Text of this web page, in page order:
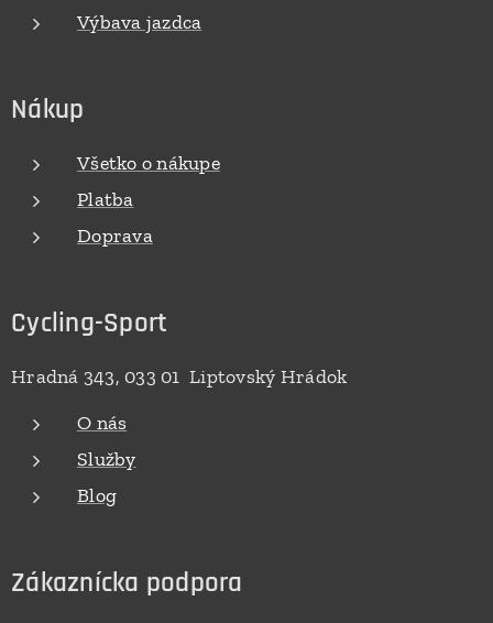
Výbava jazdca
Nákup
Všetko o nákupe
Platba
Doprava
Cycling-Sport
Hradná 343, 033 01 Liptovský Hrádok
O nás
Služby
Blog
Zákaznícka podpora